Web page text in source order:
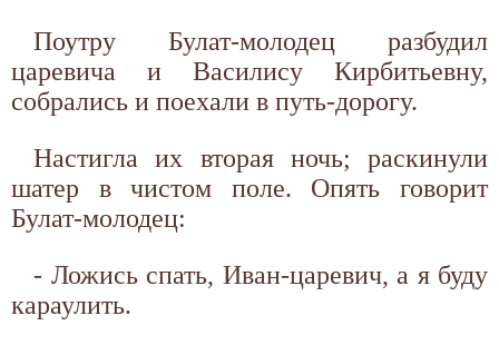
Поутру Булат-молодец разбудил
царевича и Василису Кирбитьевну,
собрались и поехали в путь-дорогу.
Настигла их вторая ночь; раскинули
шатер в чистом поле. Опять говорит
Булат-молодец:
- Ложись спать, Иван-царевич, а я буду
караулить.